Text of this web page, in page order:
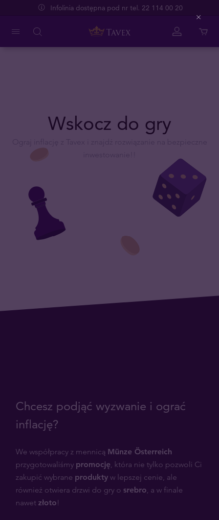
Infolinia dostępna pod nr tel. 22 114 00 20
Wskocz do gry
Chcesz podjąć wyzwanie i ograć
inflację?
We współpracy z mennicą Münze Österreich
przygotowaliśmy promocję, która nie tylko pozwoli Ci
zakupić wybrane produkty w lepszej cenie, ale
również otwiera drzwi do gry o srebro, a w finale
nawet złoto!
Close